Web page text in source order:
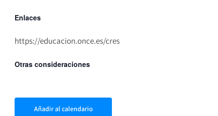
Enlaces
https://educacion.once.es/cres
Otras consideraciones
Añadir al calendario